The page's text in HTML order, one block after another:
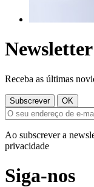
Newsletter
Receba as últimas
Ao subscrever a
privacidade
Siga-nos